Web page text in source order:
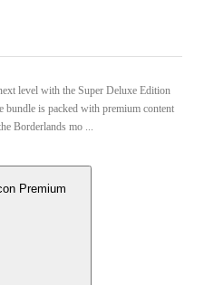
level with the Super Deluxe Edition
is packed with premium content
Borderlands mo ...
Premium